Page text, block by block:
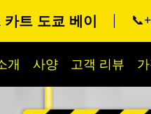
트 도쿄 베이
개 사양 고객 리뷰